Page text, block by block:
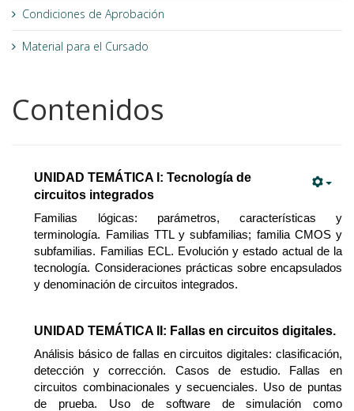
Condiciones de Aprobación
Material para el Cursado
Contenidos
UNIDAD TEMÁTICA I: Tecnología de
circuitos integrados
Familias lógicas: parámetros, características y
terminología. Familias TTL y subfamilias; familia CMOS y
subfamilias. Familias ECL. Evolución y estado actual de la
tecnología. Consideraciones prácticas sobre encapsulados
y denominación de circuitos integrados.
UNIDAD TEMÁTICA II: Fallas en circuitos digitales.
Análisis básico de fallas en circuitos digitales: clasificación,
detección y corrección. Casos de estudio. Fallas en
circuitos combinacionales y secuenciales. Uso de puntas
de prueba. Uso de software de simulación como